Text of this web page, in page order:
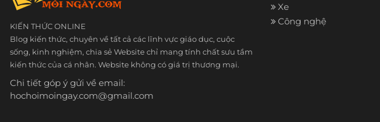
KIẾN THỨC ONLINE
Blog kiến thức, chuyên về tất cả các lĩnh vực giáo dục, cuộc
sống, kinh nghiệm, chia sẻ Website chỉ mang tính chất sưu tầm
kiến thức của cá nhân. Website không có giá trị thương mại.
Chi tiết góp ý gửi về email:
hochoimoingay.com@gmail.com
Xe
Công nghệ